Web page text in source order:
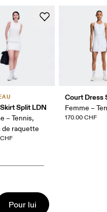
Split LDN
– Tennis,
de raquette
Court Dress
Femme –
170.00 CHF
Pour lui